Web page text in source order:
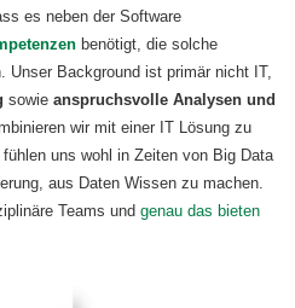
es neben der Software
benötigt, die solche
Unser Background ist primär nicht IT,
sowie anspruchsvolle Analysen und
wir mit einer IT Lösung zu
uns wohl in Zeiten von Big Data
aus Daten Wissen zu machen.
Teams und genau das bieten